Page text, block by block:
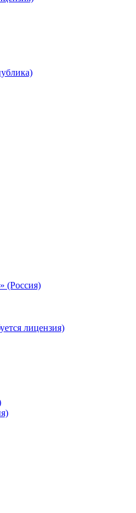
(Россия)
лицензия)